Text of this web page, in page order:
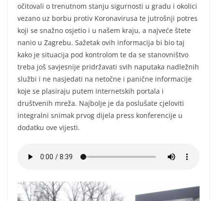
očitovali o trenutnom stanju sigurnosti u gradu i okolici
vezano uz borbu protiv Koronavirusa te jutrošnji potres
koji se snažno osjetio i u našem kraju, a najveće štete
nanio u Zagrebu. Sažetak ovih informacija bi bio taj
kako je situacija pod kontrolom te da se stanovništvo
treba još savjesnije pridržavati svih naputaka nadležnih
službi i ne nasjedati na netočne i panične informacije
koje se plasiraju putem internetskih portala i
društvenih mreža. Najbolje je da poslušate cjeloviti
integralni snimak prvog dijela press konferencije u
dodatku ove vijesti.